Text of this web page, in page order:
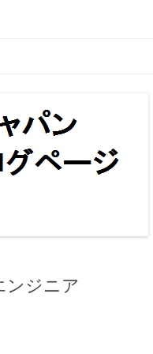
ンジニア